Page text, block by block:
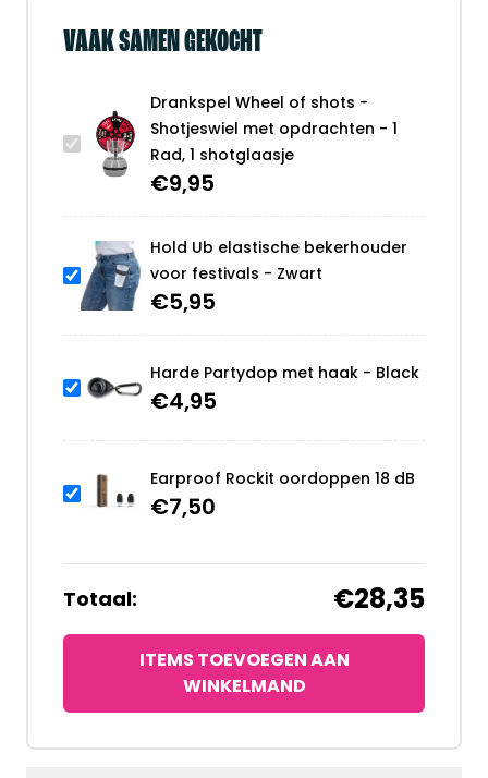
VAAK SAMEN GEKOCHT
Drankspel Wheel of shots -
Shotjeswiel met opdrachten - 1
Rad, 1 shotglaasje
€9,95
Hold Ub elastische bekerhouder
voor festivals - Zwart
€5,95
Harde Partydop met haak - Black
€4,95
Earproof Rockit oordoppen 18 dB
€7,50
Totaal: €28,35
ITEMS TOEVOEGEN AAN
WINKELMAND